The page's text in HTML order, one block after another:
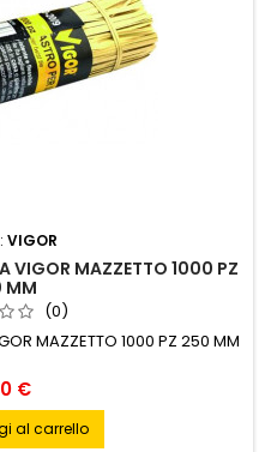
VIGOR
VIGOR MAZZETTO 1000 PZ
MM
(0)
MAZZETTO 1000 PZ 250 MM
€
al carrello